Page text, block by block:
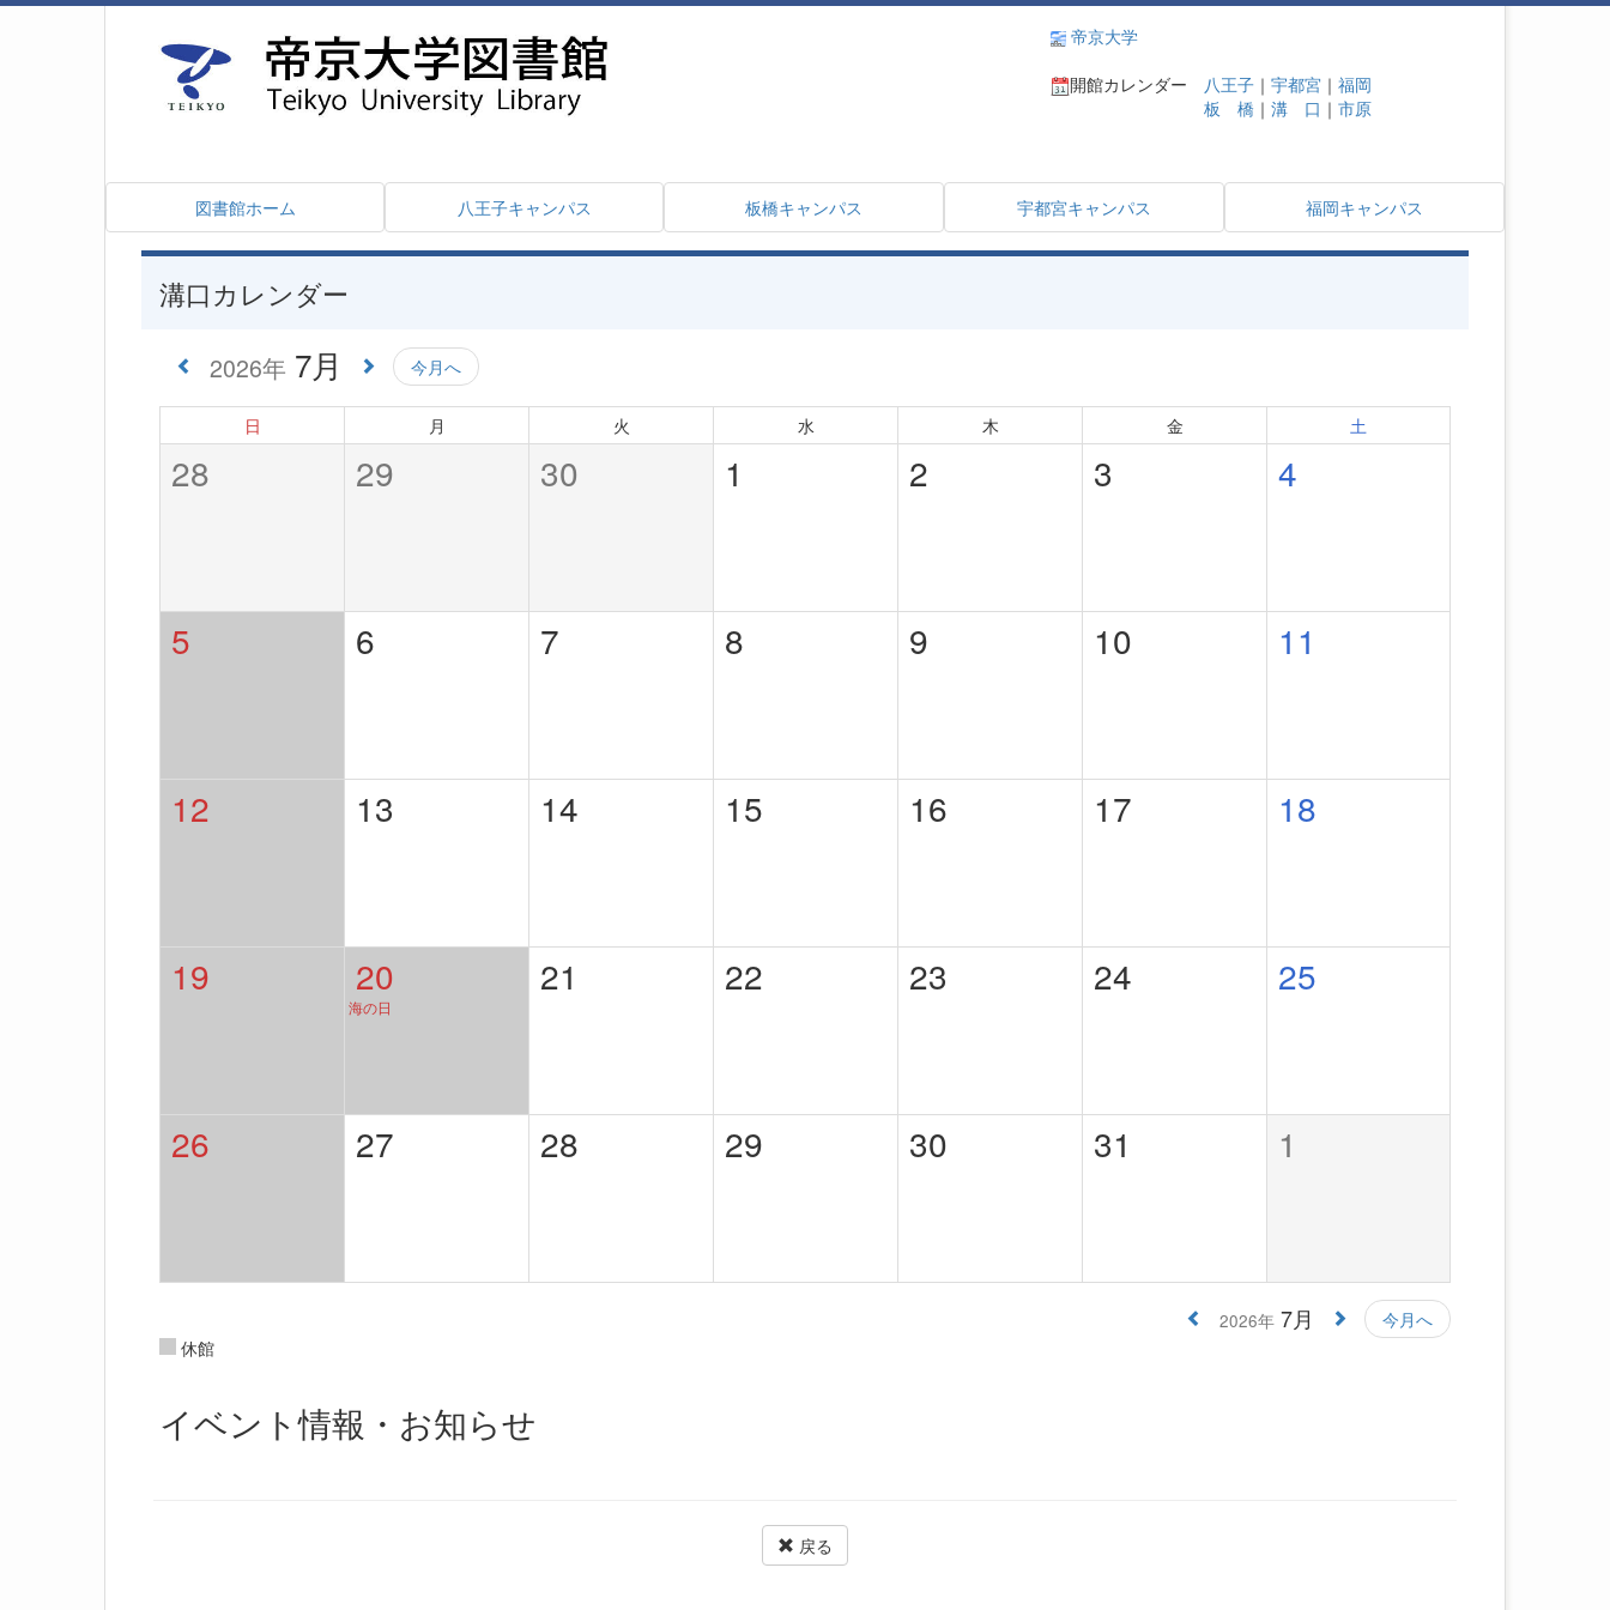
帝京大学
開館カレンダー 八王子｜ 宇都宮｜ 福岡
板 橋 ｜ 溝 口 ｜ 市原
図書館ホーム 八王子キャンパス 板橋キャンパス 宇都宮キャンパス 福岡キャンパス
溝口カレンダー
2026年 7月 今月へ
日 月 火 水 木 金 土
28 29 30 1 2 3 4
5 6 7 8 9 10 11
12 13 14 15 16 17 18
19 20
海の日
21 22 23 24 25
26 27 28 29 30 31 1
2026年 7月
今月へ
休館
イベント情報・お知らせ
戻る